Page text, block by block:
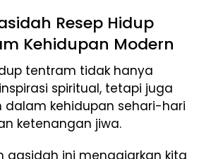
Resep Hidup
Kehidupan Modern
tentram tidak hanya
spiritual, tetapi juga
kehidupan sehari-hari
ketenangan jiwa.
qasidah ini mengajarkan kita